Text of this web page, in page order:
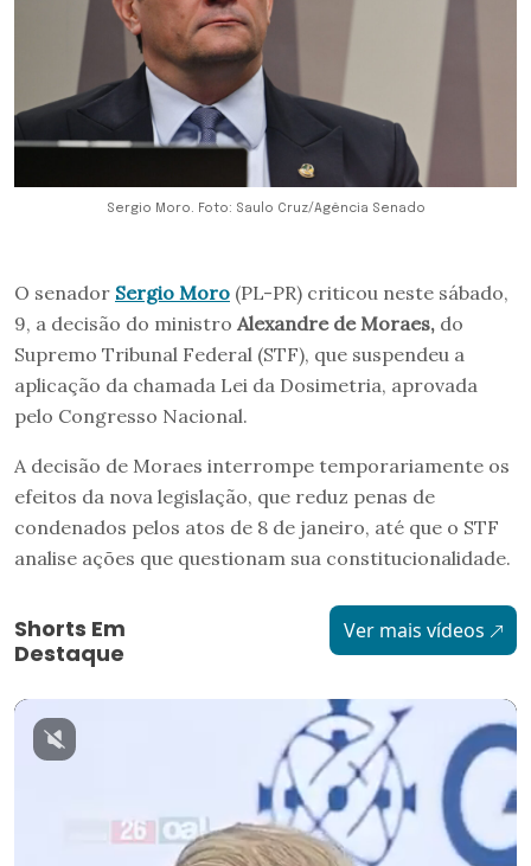
Sergio Moro. Foto: Saulo Cruz/Agência Senado
O senador Sergio Moro (PL-PR) criticou neste sábado,
9, a decisão do ministro Alexandre de Moraes, do
Supremo Tribunal Federal (STF), que suspendeu a
aplicação da chamada Lei da Dosimetria, aprovada
pelo Congresso Nacional.
A decisão de Moraes interrompe temporariamente os
efeitos da nova legislação, que reduz penas de
condenados pelos atos de 8 de janeiro, até que o STF
analise ações que questionam sua constitucionalidade.
Shorts Em
Destaque
Ver mais vídeos